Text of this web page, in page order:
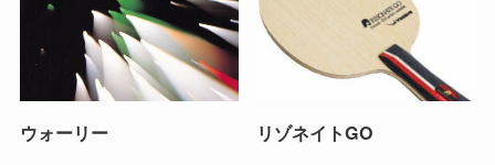
ウォーリー リゾネイトGO